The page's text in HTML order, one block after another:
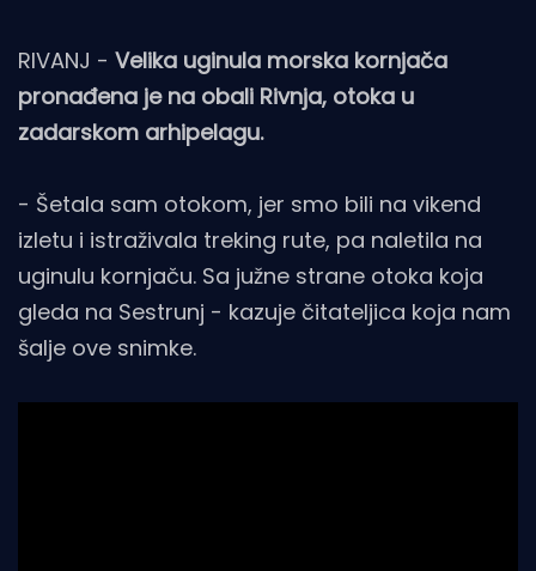
RIVANJ - Velika uginula morska kornjača
pronađena je na obali Rivnja, otoka u
zadarskom arhipelagu.
- Šetala sam otokom, jer smo bili na vikend
izletu i istraživala treking rute, pa naletila na
uginulu kornjaču. Sa južne strane otoka koja
gleda na Sestrunj - kazuje čitateljica koja nam
šalje ove snimke.